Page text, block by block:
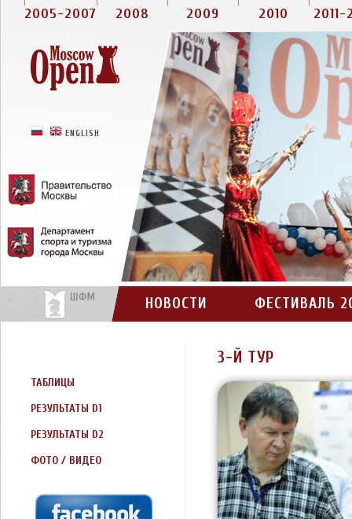
2011-
2010
2009
2008
2005-2007
РУССКИЙENGLISH
НОВОСТИ ФЕСТИВАЛЬ
ТАБЛИЦЫ
РЕЗУЛЬТАТЫ D1
РЕЗУЛЬТАТЫ D2
ФОТО / ВИДЕО
3-Й ТУР